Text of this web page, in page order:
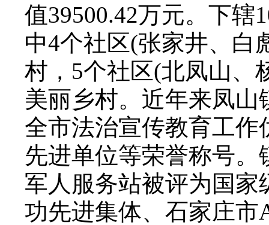
值39500.42万元。下
中4个社区(张家井、白
村，5个社区(北凤山、
美丽乡村。近年来凤
全市法治宣传教育工
先进单位等荣誉称号
军人服务站被评为国
功先进集体、石家庄